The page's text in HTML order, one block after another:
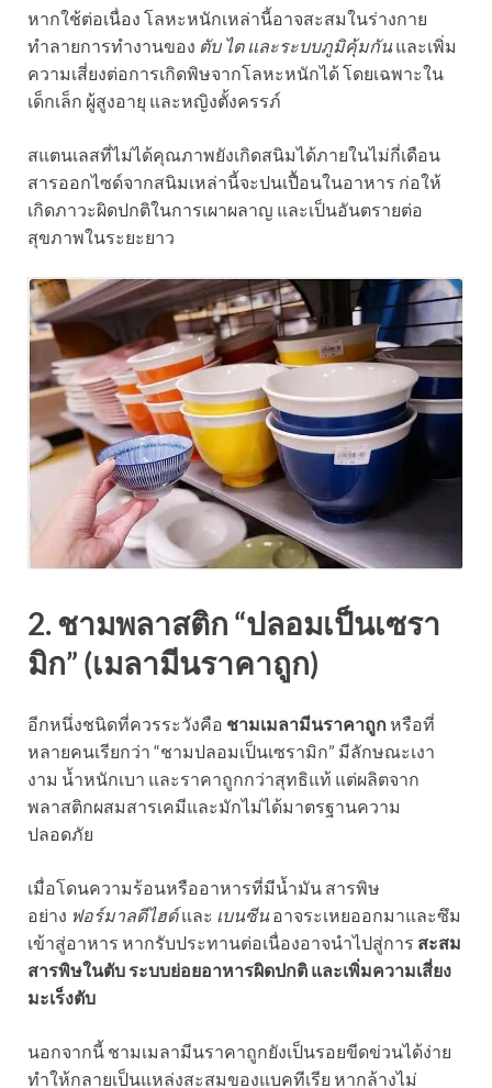
หากใช้ต่อเนื่อง โลหะหนักเหล่านี้อาจสะสมในร่างกาย
ทำลายการทำงานของ ตับ ไต และระบบภูมิคุ้มกัน และเพิ่ม
ความเสี่ยงต่อการเกิดพิษจากโลหะหนักได้ โดยเฉพาะใน
เด็กเล็ก ผู้สูงอายุ และหญิงตั้งครรภ์
สแตนเลสที่ไม่ได้คุณภาพยังเกิดสนิมได้ภายในไม่กี่เดือน
สารออกไซด์จากสนิมเหล่านี้จะปนเปื้อนในอาหาร ก่อให้
เกิดภาวะผิดปกติในการเผาผลาญ และเป็นอันตรายต่อ
สุขภาพในระยะยาว
2. ชามพลาสติก “ปลอมเป็นเซรา
มิก” (เมลามีนราคาถูก)
อีกหนึ่งชนิดที่ควรระวังคือ ชามเมลามีนราคาถูก หรือที่
หลายคนเรียกว่า “ชามปลอมเป็นเซรามิก” มีลักษณะเงา
งาม น้ำหนักเบา และราคาถูกกว่าสุทธิแท้ แต่ผลิตจาก
พลาสติกผสมสารเคมีและมักไม่ได้มาตรฐานความ
ปลอดภัย
เมื่อโดนความร้อนหรืออาหารที่มีน้ำมัน สารพิษ
อย่าง ฟอร์มาลดีไฮด์และ เบนซีน อาจระเหยออกมาและซึม
เข้าสู่อาหาร หากรับประทานต่อเนื่องอาจนำไปสู่การ สะสม
สารพิษในตับ ระบบย่อยอาหารผิดปกติ และเพิ่มความเสี่ยง
มะเร็งตับ
นอกจากนี้ ชามเมลามีนราคาถูกยังเป็นรอยขีดข่วนได้ง่าย
ทำให้กลายเป็นแหล่งสะสมของแบคทีเรีย หากล้างไม่